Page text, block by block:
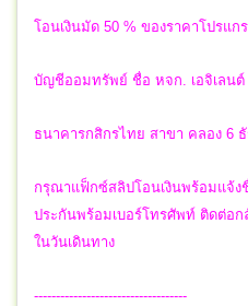
โอนเงินมัด 50 % ของราคาโปรแ
บัญชีออมทรัพย์ ชื่อ หจก. เอจิเลนต์
ธนาคารกสิกรไทย สาขา คลอง 6
กรุณาแฟ็กซ์สลิปโอนเงินพร้อมแจ้ง
ประกันพร้อมเบอร์โทรศัพท์ ติดต่อก
ในวันเดินทาง
-----------------------------------